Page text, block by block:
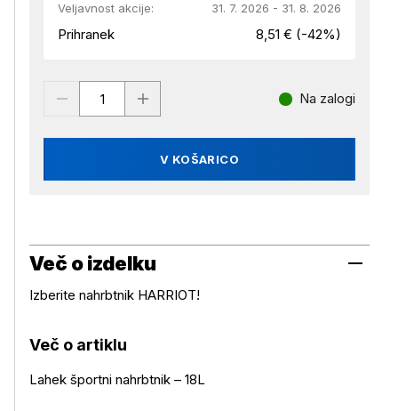
Veljavnost akcije: 31. 7. 2026 - 31. 8. 2026
Prihranek 8,51 € (-42%)
V KOŠARICO
Na zalogi
Več o izdelku
Izberite nahrbtnik HARRIOT!
Več o artiklu
Lahek športni nahrbtnik – 18L